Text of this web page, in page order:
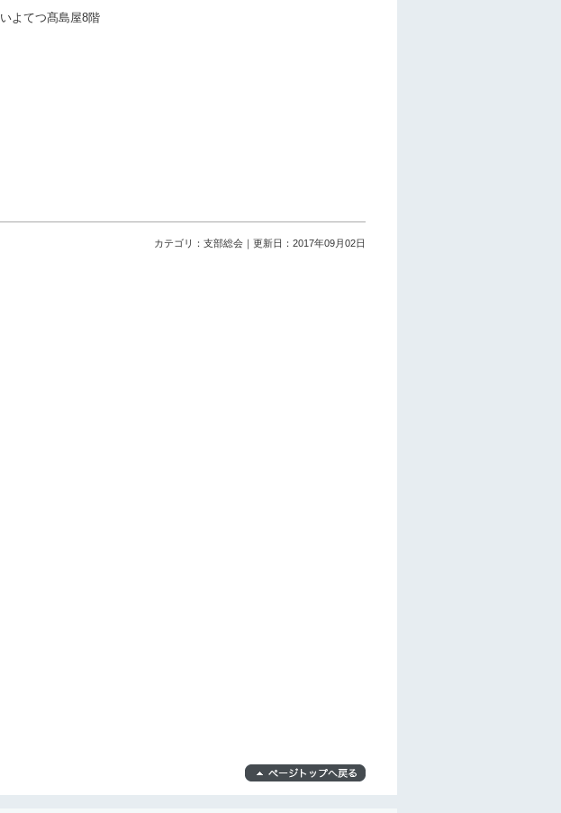
いよてつ髙島屋8階
カテゴリ：支部総会｜更新日：2017年09月02日